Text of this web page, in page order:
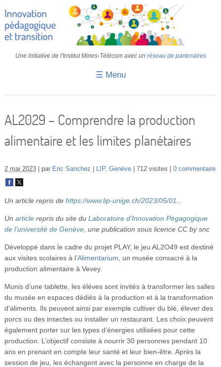
Une initiative de l'Institut Mines-Télécom avec un réseau de partenaires
☰ Menu
Retours d’expériences
IA
Vidéos
S’inscrire
Se connecter
AL2029 – Comprendre la production
alimentaire et les limites planétaires
2 mai 2023 par Eric Sanchez LIP, Genève 712 visites 0 commentaire
Un article repris de https://www.lip-unige.ch/2023/05/01...
Un articlerepris du site du Laboratoire d’Innovation Pégagogique
de l’université de Genève, une publication sous licence CC by snc
Développé dans le cadre du projet PLAY, le jeu AL2O49 est destiné
aux visites scolaires à l’Alimentarium , un musée consacré à la
production alimentaire à Vevey.
Munis d’une tablette, les élèves sont invités à transformer les salles
du musée en espaces dédiés à la production et à la transformation
d’aliments. Ils peuvent ainsi par exemple cultiver du blé, élever des
porcs ou des insectes ou installer un restaurant. Les choix peuvent
également porter sur les types d’énergies utilisées pour cette
production. L’objectif consiste à nourrir 30 personnes pendant 10
ans en prenant en compte leur santé et leur bien-être. Après la
session de jeu, les échangent avec la personne en charge de la